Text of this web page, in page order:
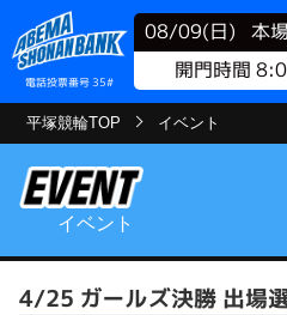
電話投票番号 35#
08/09(日)
本
開門時間
平塚競輪TOP イベント
イベント
4/25 ガールズ決勝 出場